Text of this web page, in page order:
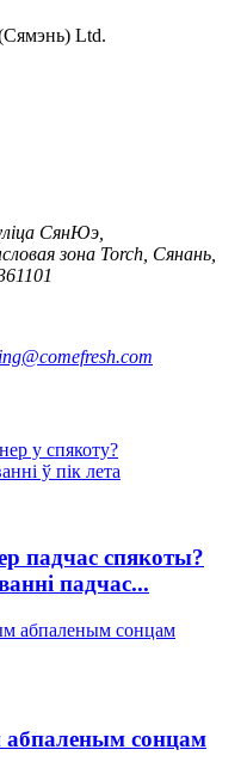
Ltd.
СянЮэ,
зона Torch, Сянань,
падчас спякоты?
падчас...
абпаленым сонцам